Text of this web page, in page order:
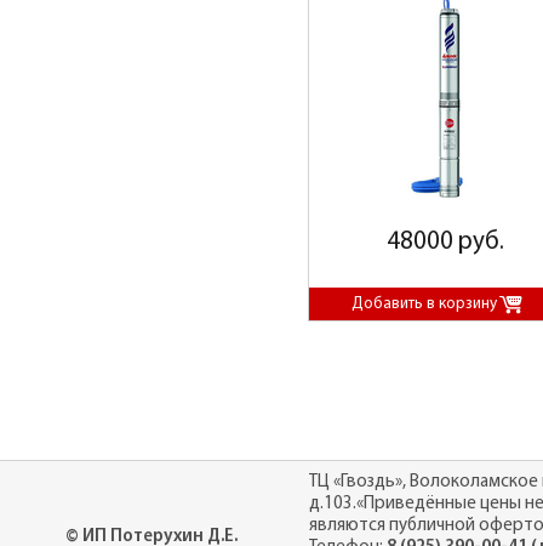
48000 руб.
© ИП Потерухин Д.Е.
ТЦ «Гвоздь», Волоколамское
д.103.«Приведённые цены не
являются публичной